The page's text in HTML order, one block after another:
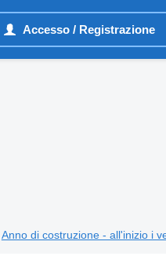
Accesso / Registrazione
Anno di costruzione - all'inizio i